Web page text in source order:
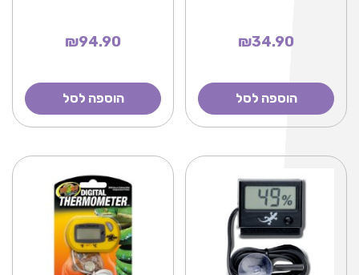
₪34.90
הוספה לסל
₪94.90
הוספה לסל